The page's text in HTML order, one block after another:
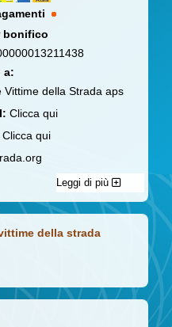
bonifico
a:
della Strada aps
Clicca qui
Clicca qui
Leggi di più
della strada